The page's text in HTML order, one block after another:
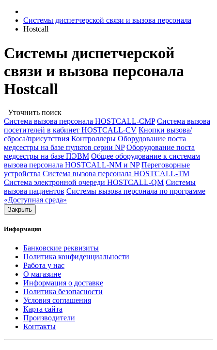
Системы диспетчерской связи и вызова персонала
Hostcall
Системы диспетчерской
связи и вызова персонала
Hostcall
Уточнить поиск
Cистема вызова персонала HOSTCALL-CMP Cистема вызова
посетителей в кабинет HOSTCALL-CV Кнопки вызова/
сброса/присутствия Контроллеры Оборудование поста
медсестры на базе пультов серии NP Оборудование поста
медсестры на базе ПЭВМ Общее оборудование к системам
вызова персонала HOSTCALL-NM и NP Переговорные
устройства Система вызова персонала HOSTCALL-TM
Система электронной очереди HOSTCALL-QM Системы
вызова пациентов Системы вызова персонала по программе
«Доступная среда»
Закрыть
Информация
Банковские реквизиты
Политика конфиденциальности
Работа у нас
О магазине
Информация о доставке
Политика безопасности
Условия соглашения
Карта сайта
Производители
Контакты